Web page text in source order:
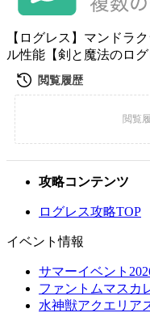
【ログレス】マンドラ
ル性能【剣と魔法のロ
攻略コンテンツ
ログレス攻略TOP
イベント情報
サマーイベント
ファントムマスカ
水神獣アクエリア